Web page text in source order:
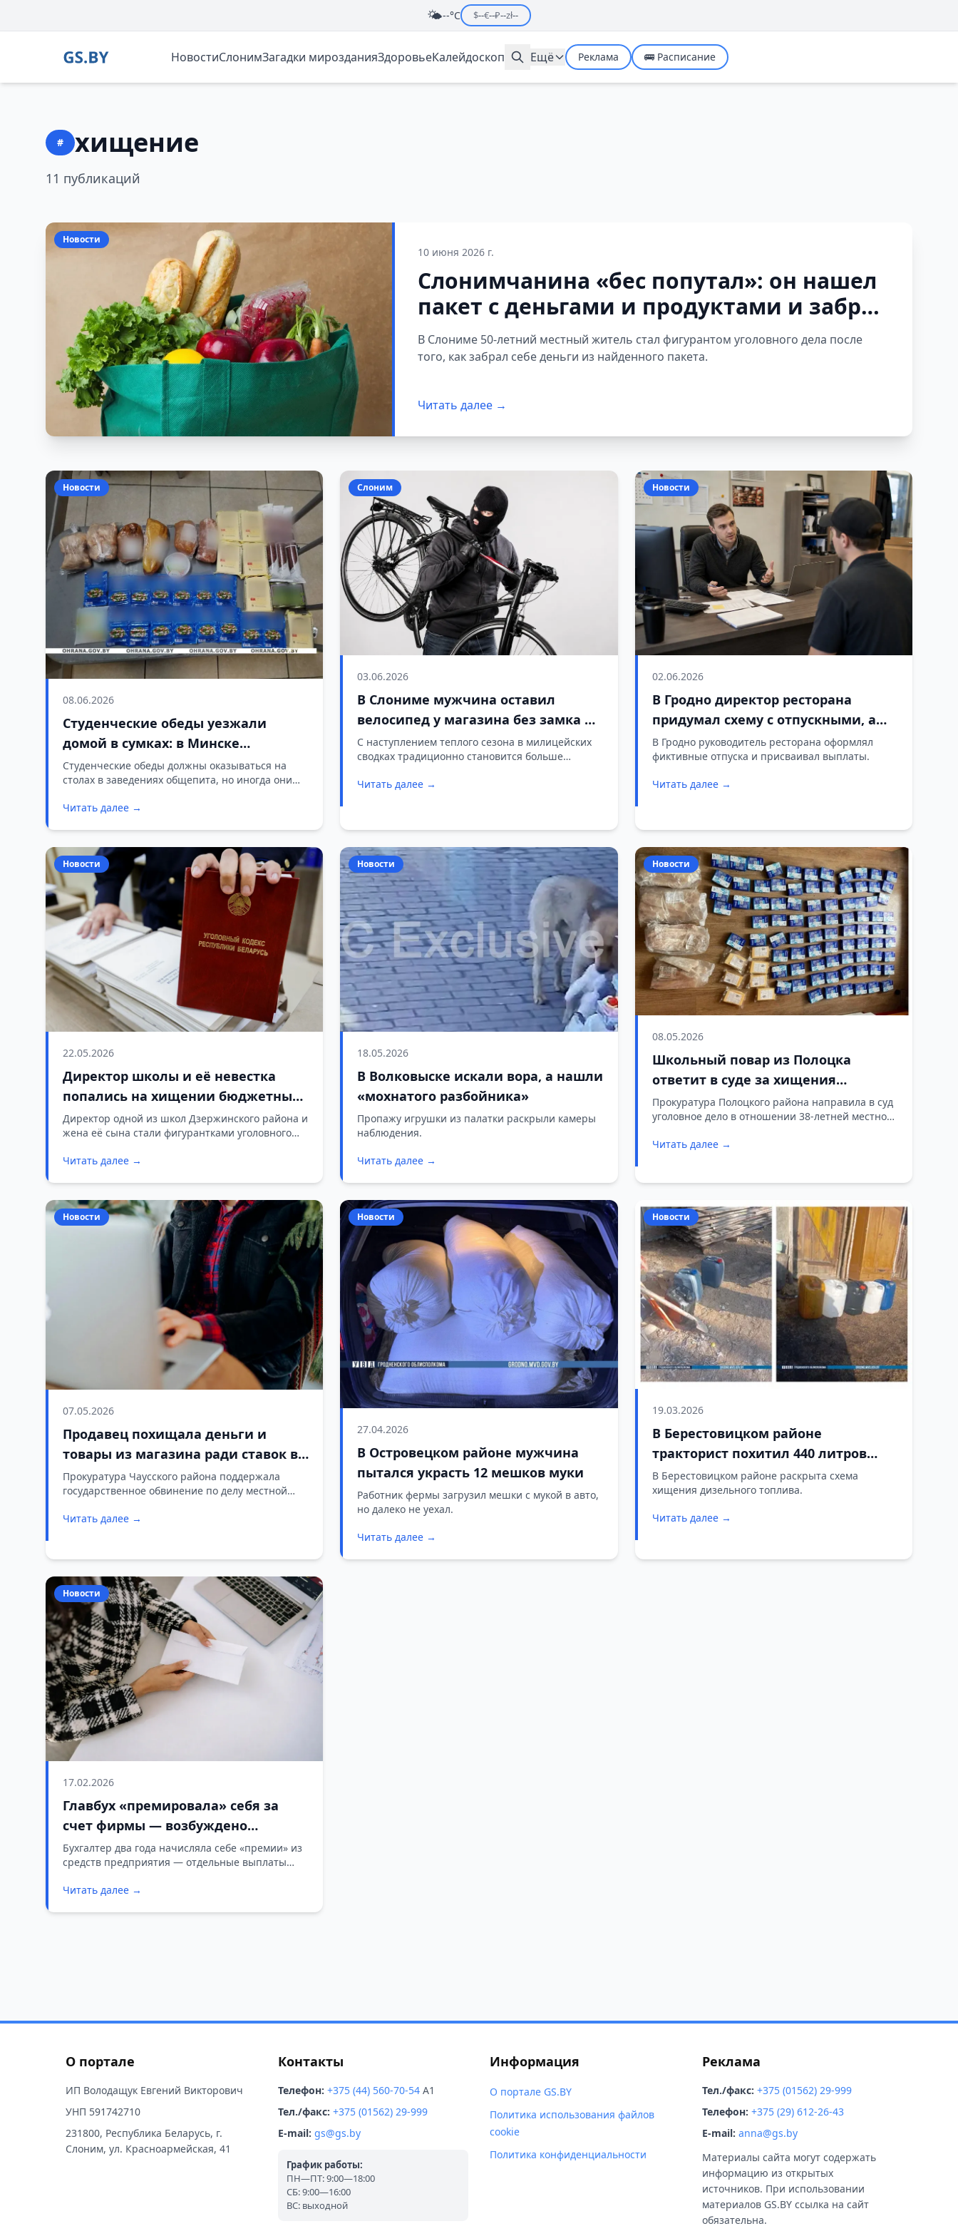
🌤️--°C $--€--₽--zł--
НовостиСлонимЗагадки мирозданияЗдоровьеКалейдоскоп Ещё Реклама 🚌 Расписание
# хищение
11 публикаций
Новости
10 июня 2026 г.
Слонимчанина «бес попутал»: он нашел
пакет с деньгами и продуктами и забрал
себе
В Слониме 50-летний местный житель стал фигурантом уголовного дела после
того, как забрал себе деньги из найденного пакета.
Читать далее →
Новости
08.06.2026
Студенческие обеды уезжали
домой в сумках: в Минске
задержали поваров, выносивших
продукты из столовой
Студенческие обеды должны оказываться на
столах в заведениях общепита, но иногда они
личные сумки персонала. На днях сотрудники
столичных студенческих столовых.
Читать далее →
Слоним
03.06.2026
В Слониме мужчина оставил
велосипед у магазина без замка —
домой пришлось идти пешком
С наступлением теплого сезона в милицейских
сводках традиционно становится больше
исключением и этот год.
Читать далее →
Новости
02.06.2026
В Гродно директор ресторана
придумал схему с отпускными, а
затем взялся за выручку
В Гродно руководитель ресторана оформлял
фиктивные отпуска и присваивал выплаты.
Читать далее →
Новости
22.05.2026
Директор школы и её невестка
попались на хищении бюджетных
денег
Директор одной из школ Дзержинского района и
жена её сына стали фигурантками уголовного
его по итогам проверки, которую проводила
Читать далее →
Новости
18.05.2026
В Волковыске искали вора, а нашли
«мохнатого разбойника»
Пропажу игрушки из палатки раскрыли камеры
наблюдения.
Читать далее →
Новости
08.05.2026
Школьный повар из Полоцка
ответит в суде за хищения
продуктов
Прокуратура Полоцкого района направила в суд
уголовное дело в отношении 38-летней местной
школ. Женщину обвиняют в присвоении
Читать далее →
Новости
07.05.2026
Продавец похищала деньги и
товары из магазина ради ставок в
интернете
Прокуратура Чаусского района поддержала
государственное обвинение по делу местной
деньги из магазина, чтобы финансировать свои
Читать далее →
Новости
27.04.2026
В Островецком районе мужчина
пытался украсть 12 мешков муки
Работник фермы загрузил мешки с мукой в авто,
но далеко не уехал.
Читать далее →
Новости
19.03.2026
В Берестовицком районе
тракторист похитил 440 литров
топлива
В Берестовицком районе раскрыта схема
хищения дизельного топлива.
Читать далее →
Новости
17.02.2026
Главбух «премировала» себя за
счет фирмы — возбуждено
уголовное дело
Бухгалтер два года начисляла себе «премии» из
средств предприятия — отдельные выплаты
Читать далее →
О портале
ИП Володащук Евгений Викторович
УНП 591742710
231800, Республика Беларусь, г.
Слоним, ул. Красноармейская, 41
Контакты
Телефон: +375 (44) 560-70-54A1
Тел./факс: +375 (01562) 29-999
E-mail: gs@gs.by
График работы:
ПН—ПТ: 9:00—18:00
СБ: 9:00—16:00
ВС: выходной
Информация
О портале GS.BY
Политика использования файлов
cookie
Политика конфиденциальности
Реклама
Тел./факс: +375 (01562) 29-999
Телефон: +375 (29) 612-26-43
E-mail: anna@gs.by
Материалы сайта могут содержать
информацию из открытых
источников. При использовании
материалов GS.BY ссылка на сайт
обязательна.